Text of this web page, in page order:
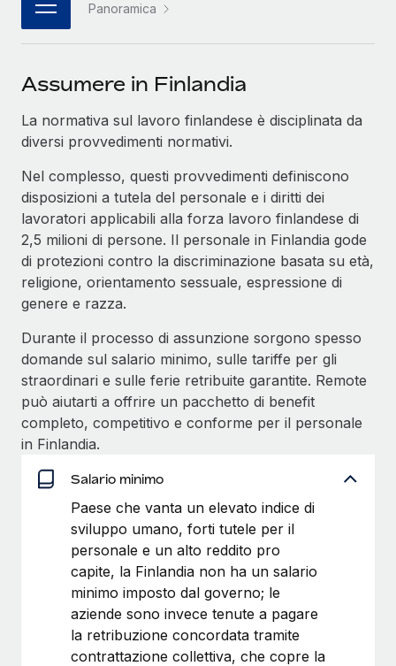
Reverse Tech at a glance Health and wellness startup,
Maggiori informazioni
中文（简体）
Panoramica
Assumere in Finlandia
La normativa sul lavoro finlandese è disciplinata da
diversi provvedimenti normativi.
Nel complesso, questi provvedimenti definiscono
disposizioni a tutela del personale e i diritti dei
lavoratori applicabili alla forza lavoro finlandese di
2,5 milioni di persone. Il personale in Finlandia gode
di protezioni contro la discriminazione basata su età,
religione, orientamento sessuale, espressione di
genere e razza.
Durante il processo di assunzione sorgono spesso
domande sul salario minimo, sulle tariffe per gli
straordinari e sulle ferie retribuite garantite. Remote
può aiutarti a offrire un pacchetto di benefit
completo, competitivo e conforme per il personale
in Finlandia.
Salario minimo
Paese che vanta un elevato indice di
sviluppo umano, forti tutele per il
personale e un alto reddito pro
capite, la Finlandia non ha un salario
minimo imposto dal governo; le
aziende sono invece tenute a pagare
la retribuzione concordata tramite
contrattazione collettiva, che copre la